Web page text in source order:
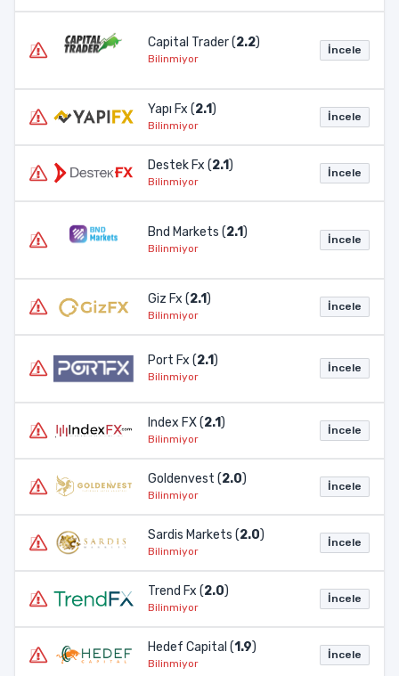
Capital Trader (2.2)
Bilinmiyor
İncele
Yapı Fx (2.1)
Bilinmiyor
İncele
Destek Fx (2.1)
Bilinmiyor
İncele
Bnd Markets (2.1)
Bilinmiyor
İncele
Giz Fx (2.1)
Bilinmiyor
İncele
Port Fx (2.1)
Bilinmiyor
İncele
Index FX (2.1)
Bilinmiyor
İncele
Goldenvest (2.0)
Bilinmiyor
İncele
Sardis Markets (2.0)
Bilinmiyor
İncele
Trend Fx (2.0)
Bilinmiyor
İncele
Hedef Capital (1.9)
Bilinmiyor
İncele